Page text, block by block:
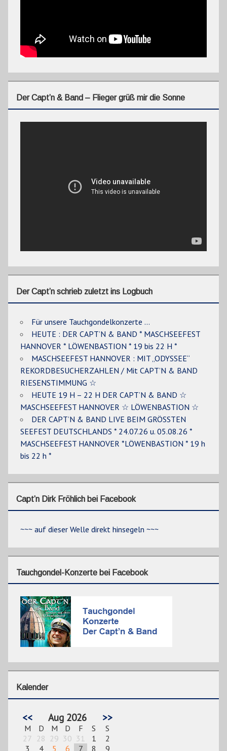
Der Capt’n & Band – Flieger grüß mir die Sonne
Der Capt’n schrieb zuletzt ins Logbuch
Für unsere Tauchgondelkonzerte …
HEUTE : DER CAPT’N & BAND * MASCHSEEFEST
HANNOVER * LÖWENBASTION * 19 bis 22 H *
MASCHSEEFEST HANNOVER : MIT „ODYSSEE“
REKORDBESUCHERZAHLEN / Mit CAPT’N & BAND
RIESENSTIMMUNG ☆
HEUTE 19 H – 22 H DER CAPT’N & BAND ☆
MASCHSEEFEST HANNOVER ☆ LÖWENBASTION ☆
DER CAPT’N & BAND LIVE BEIM GRÖSSTEN
SEEFEST DEUTSCHLANDS * 24.07.26 u. 05.08.26 *
MASCHSEEFEST HANNOVER *LÖWENBASTION * 19 h
bis 22 h *
Capt’n Dirk Fröhlich bei Facebook
~~~ auf dieser Welle direkt hinsegeln ~~~
Tauchgondel-Konzerte bei Facebook
Kalender
<< Aug 2026 >>
M D M D F S
S
27 28 29 30 31 1
2
3
4 5 6 7 8 9